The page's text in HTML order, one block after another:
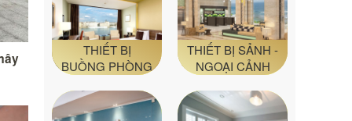
THIẾT BỊ
BUỒNG PHÒNG
THIẾT BỊ SẢNH -
NGOẠI CẢNH